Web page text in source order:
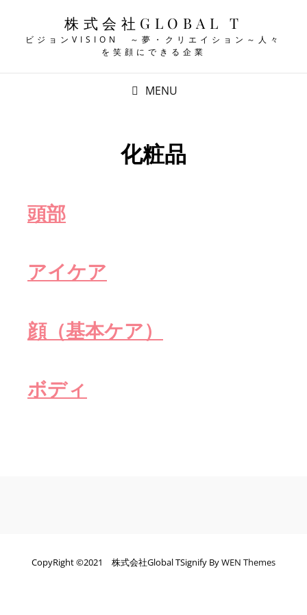
株式会社GLOBAL T
ビジョンVISION ～夢・クリエイション～人々
を笑顔にできる企業
MENU
化粧品
頭部
アイケア
顔（基本ケア）
ボディ
CopyRight ©️2021 株式会社Global TSignify ByWEN Themes